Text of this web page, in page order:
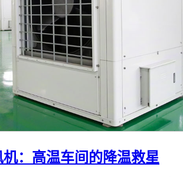
机：高温车间的降温救星